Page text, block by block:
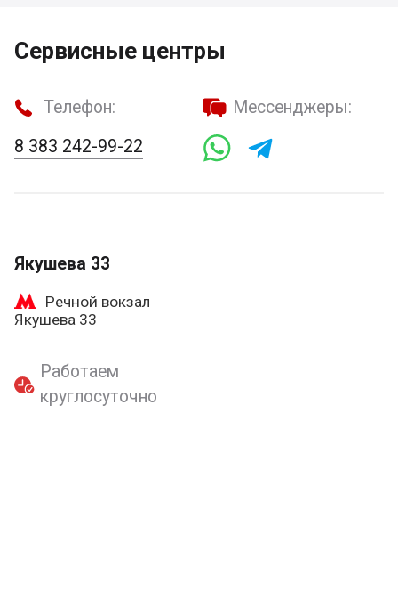
Сервисные центры
Телефон:
8 383 242-99-22
Мессенджеры:
Якушева 33
Речной вокзал
Якушева 33
Работаем
круглосуточно